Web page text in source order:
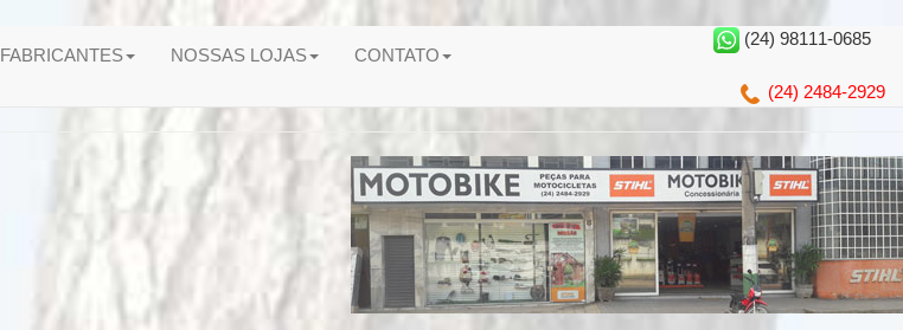
FABRICANTES NOSSAS LOJAS CONTATO
(24) 98111-0685
(24) 2484-2929